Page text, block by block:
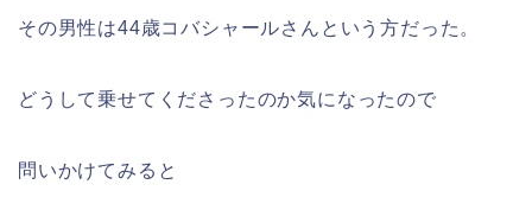
その男性は44歳コバシャールさんという方だった。
どうして乗せてくださったのか気になったので
問いかけてみると